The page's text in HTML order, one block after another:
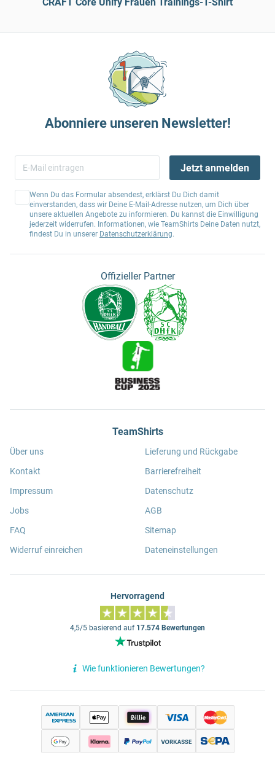
Abonniere unseren Newsletter!
Jetzt anmelden
Wenn Du das Formular absendest, erklärst Du Dich damit
einverstanden, dass wir Deine E-Mail-Adresse nutzen, um Dich über
unsere aktuellen Angebote zu informieren. Du kannst die Einwilligung
jederzeit widerrufen. Informationen, wie TeamShirts Deine Daten nutzt,
findest Du in unserer Datenschutzerklärung.
Offizieller Partner
TeamShirts
Über uns
Kontakt
Impressum
Jobs
FAQ
Widerruf einreichen
Lieferung und Rückgabe
Barrierefreiheit
Datenschutz
AGB
Sitemap
Dateneinstellungen
Hervorragend
4,5/5 basierend auf 17.574 Bewertungen
Wie funktionieren Bewertungen?